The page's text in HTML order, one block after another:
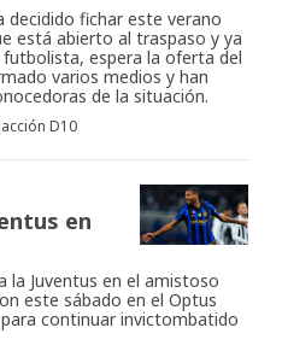
decidido fichar este verano
está abierto al traspaso y ya
espera la oferta del
varios medios y han
de la situación.
D10
en
la Juventus en el amistoso
este sábado en el Optus
continuar invictombatido